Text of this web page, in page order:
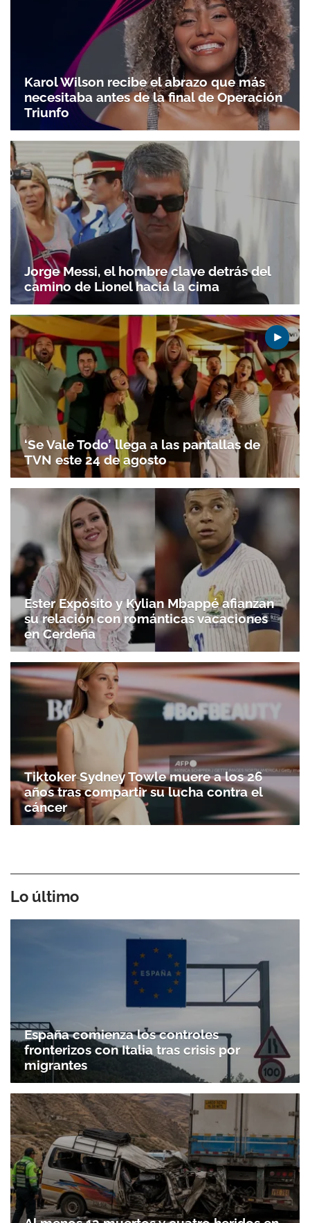
Karol Wilson recibe el abrazo que más
necesitaba antes de la final de Operación
Triunfo
Jorge Messi, el hombre clave detrás del
camino de Lionel hacia la cima
‘Se Vale Todo’ llega a las pantallas de
TVN este 24 de agosto
Ester Expósito y Kylian Mbappé afianzan
su relación con románticas vacaciones
en Cerdeña
Tiktoker Sydney Towle muere a los 26
años tras compartir su lucha contra el
cáncer
Lo último
España comienza los controles
fronterizos con Italia tras crisis por
migrantes